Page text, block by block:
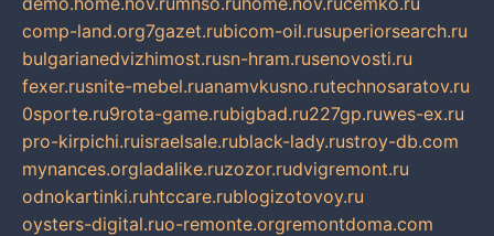
comp-land.org7gazet.rubicom-oil.rusuperiorsearch.ru
bulgarianedvizhimost.rusn-hram.rusenovosti.ru
fexer.rusnite-mebel.ruanamvkusno.rutechnosaratov.ru
0sporte.ru9rota-game.rubigbad.ru227gp.ruwes-ex.ru
pro-kirpichi.ruisraelsale.rublack-lady.rustroy-db.com
mynances.orgladalike.ruzozor.rudvigremont.ru
odnokartinki.ruhtccare.rublogizotovoy.ru
oysters-digital.ruo-remonte.orgremontdoma.com